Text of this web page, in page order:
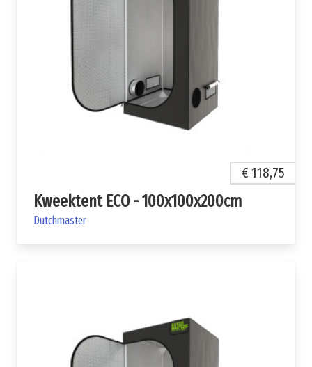
€ 118,75
Kweektent ECO - 100x100x200cm
Dutchmaster